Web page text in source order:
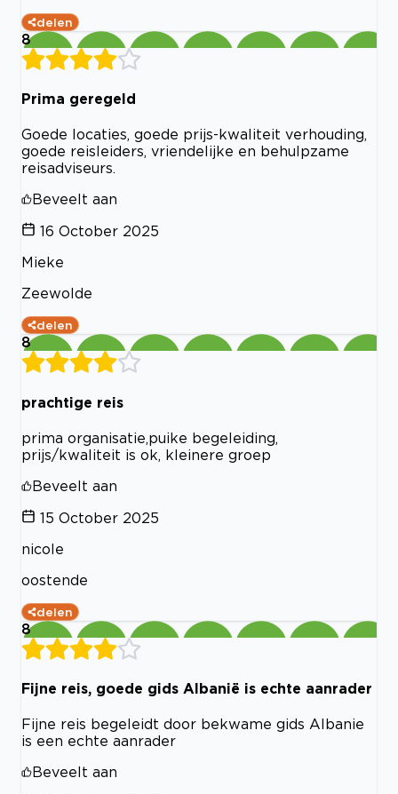
delen
8
Prima geregeld
Goede locaties, goede prijs-kwaliteit verhouding,
goede reisleiders, vriendelijke en behulpzame
reisadviseurs.
Beveelt aan
16 October 2025
Mieke
Zeewolde
delen
8
prachtige reis
prima organisatie,puike begeleiding,
prijs/kwaliteit is ok, kleinere groep
Beveelt aan
15 October 2025
nicole
oostende
delen
8
Fijne reis, goede gids Albanië is echte aanrader
Fijne reis begeleidt door bekwame gids Albanie
is een echte aanrader
Beveelt aan